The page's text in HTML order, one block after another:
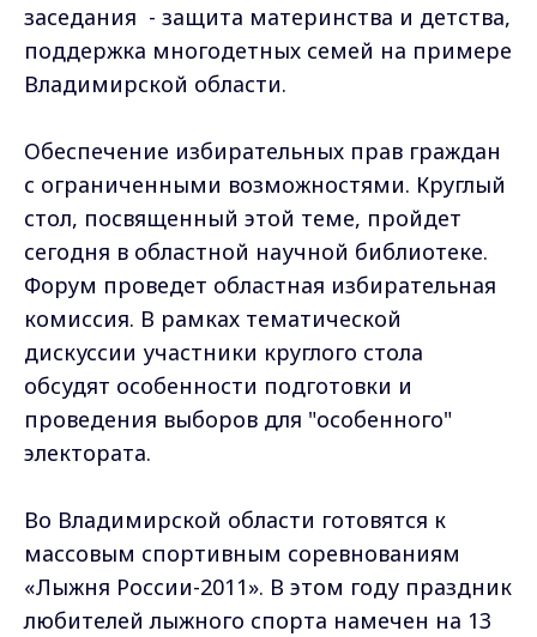
заседания - защита материнства и детства,
поддержка многодетных семей на примере
Владимирской области.
Обеспечение избирательных прав граждан
с ограниченными возможностями. Круглый
стол, посвященный этой теме, пройдет
сегодня в областной научной библиотеке.
Форум проведет областная избирательная
комиссия. В рамках тематической
дискуссии участники круглого стола
обсудят особенности подготовки и
проведения выборов для "особенного"
электората.
Во Владимирской области готовятся к
массовым спортивным соревнованиям
«Лыжня России-2011». В этом году праздник
любителей лыжного спорта намечен на 13